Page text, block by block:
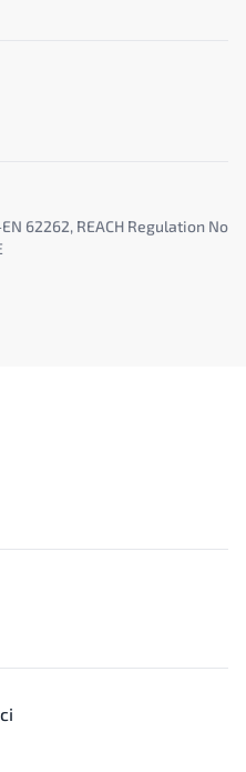
62262, REACH Regulation No